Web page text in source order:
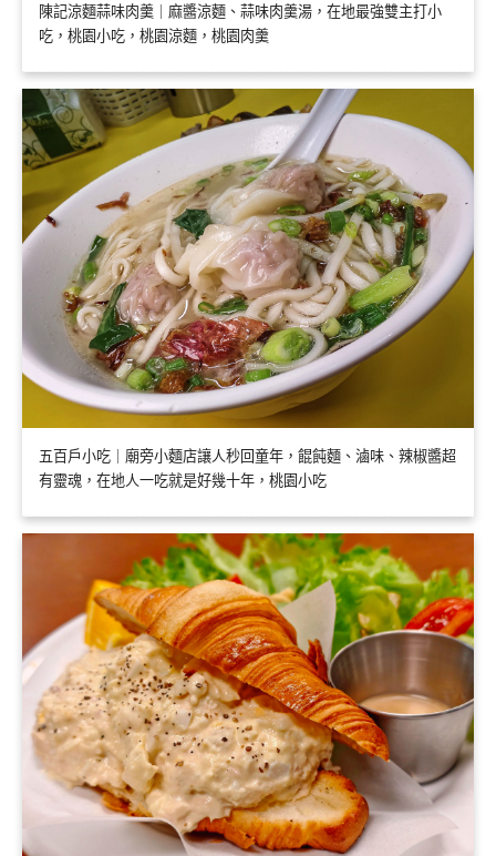
陳記涼麵蒜味肉羹｜麻醬涼麵、蒜味肉羹湯，在地最強雙主打小
吃，桃園小吃，桃園涼麵，桃園肉羹
五百戶小吃｜廟旁小麵店讓人秒回童年，餛飩麵、滷味、辣椒醬超
有靈魂，在地人一吃就是好幾十年，桃園小吃